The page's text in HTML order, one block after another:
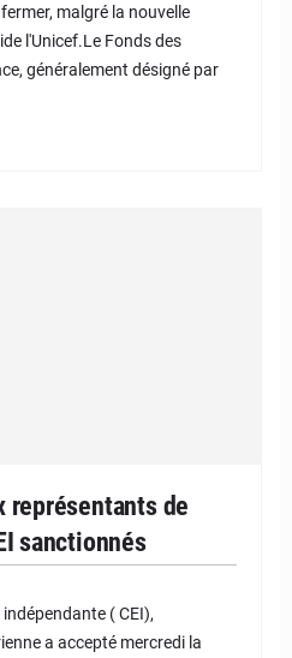
malgré la nouvelle
l'Unicef.Le Fonds des
généralement désigné par
représentants de
sanctionnés
( CEI),
a accepté mercredi la